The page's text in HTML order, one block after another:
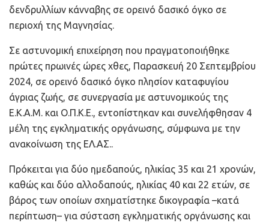
δενδρυλλίων κάνναβης σε ορεινό δασικό όγκο σε
περιοχή της Μαγνησίας.
Σε αστυνομική επιχείρηση που πραγματοποιήθηκε
πρώτες πρωινές ώρες χθες, Παρασκευή 20 Σεπτεμβρίου
2024, σε ορεινό δασικό όγκο πλησίον καταφυγίου
άγριας ζωής, σε συνεργασία με αστυνομικούς της
Ε.Κ.Α.Μ. και Ο.Π.Κ.Ε., εντοπίστηκαν και συνελήφθησαν 4
μέλη της εγκληματικής οργάνωσης, σύμφωνα με την
ανακοίνωση της ΕΛ.ΑΣ..
Πρόκειται για δύο ημεδαπούς, ηλικίας 35 και 21 χρονών,
καθώς και δύο αλλοδαπούς, ηλικίας 40 και 22 ετών, σε
βάρος των οποίων σχηματίστηκε δικογραφία –κατά
περίπτωση– για σύσταση εγκληματικής οργάνωσης και